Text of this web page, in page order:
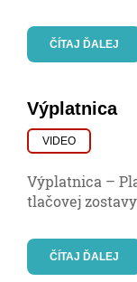
ČÍTAJ ĎALEJ
Výplatnica
VIDEO
Výplatnica –
tlačovej
ČÍTAJ ĎALEJ